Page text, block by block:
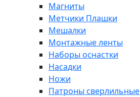
Магниты
Метчики Плашки
Мешалки
Монтажные ленты
Наборы оснастки
Насадки
Ножи
Патроны сверлильные